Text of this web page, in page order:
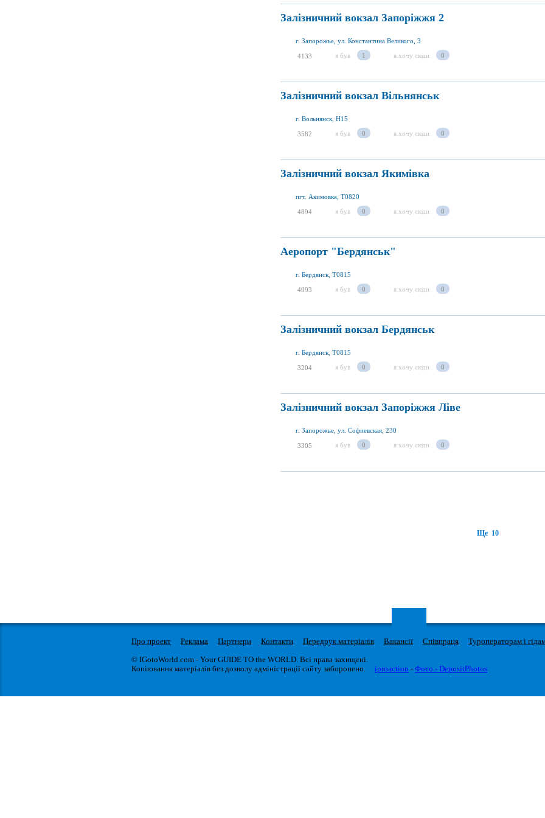
Залізничний вокзал Запоріжжя 2
г. Запорожье, ул. Константина Великого, 3
4133 я був 1 я хочу сюди 0
Залізничний вокзал Вільнянськ
г. Вольнянск, H15
3582 я був 0 я хочу сюди 0
Залізничний вокзал Якимівка
пгт. Акимовка, T0820
4894 я був 0 я хочу сюди 0
Аеропорт "Бердянськ"
г. Бердянск, T0815
4993 я був 0 я хочу сюди 0
Залізничний вокзал Бердянськ
г. Бердянск, T0815
3204 я був 0 я хочу сюди 0
Залізничний вокзал Запоріжжя Ліве
г. Запорожье, ул. Софиевская, 230
3305 я був 0 я хочу сюди 0
Ще 10
Про проект Реклама Партнери Контакти Передрук матеріалів Вакансії Співпраця Туроператорам і
© IGotoWorld.com - Your GUIDE TO the WORLD. Всі права захищені.
Копіювання матеріалів без дозволу адміністрації сайту заборонено.
iproaction - Фото - DepositPhotos